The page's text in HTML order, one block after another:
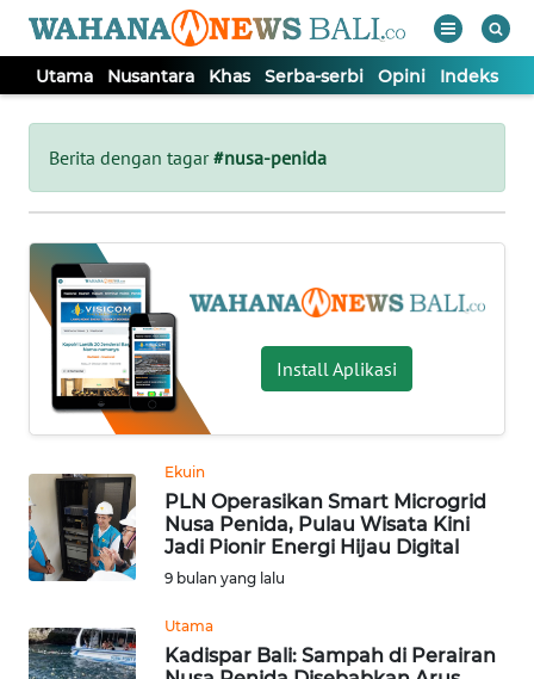
Utama Nusantara Khas Serba-serbi Opini Indeks
Berita dengan tagar#nusa-penida
Install Aplikasi
Ekuin
PLN Operasikan Smart Microgrid
Nusa Penida, Pulau Wisata Kini
Jadi Pionir Energi Hijau Digital
9 bulan yang lalu
Utama
Kadispar Bali: Sampah di Perairan
Tutup
UTAMA
NUSANTARA
KHAS
SERBA-
SERBI
OPINI
Informasi
INDEKS
BERITA